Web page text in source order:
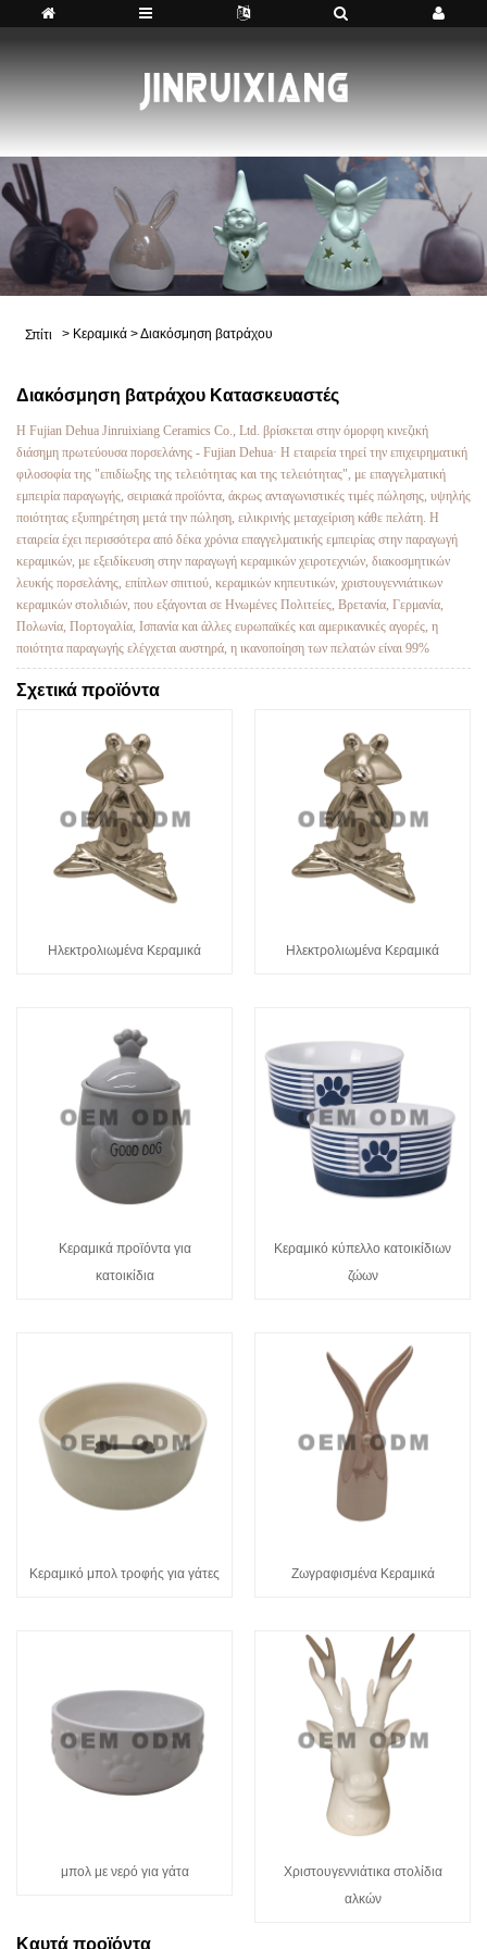
Σπίτι > Κεραμικά >Διακόσμηση βατράχου
Διακόσμηση βατράχου Κατασκευαστές
Η Fujian Dehua Jinruixiang Ceramics Co., Ltd. βρίσκεται στην όμορφη κινεζική
διάσημη πρωτεύουσα πορσελάνης - Fujian Dehua· Η εταιρεία τηρεί την επιχειρηματική
φιλοσοφία της "επιδίωξης της τελειότητας και της τελειότητας", με επαγγελματική
εμπειρία παραγωγής, σειριακά προϊόντα, άκρως ανταγωνιστικές τιμές πώλησης, υψηλής
ποιότητας εξυπηρέτηση μετά την πώληση, ειλικρινής μεταχείριση κάθε πελάτη. Η
εταιρεία έχει περισσότερα από δέκα χρόνια επαγγελματικής εμπειρίας στην παραγωγή
κεραμικών, με εξειδίκευση στην παραγωγή κεραμικών χειροτεχνιών, διακοσμητικών
λευκής πορσελάνης, επίπλων σπιτιού, κεραμικών κηπευτικών, χριστουγεννιάτικων
κεραμικών στολιδιών, που εξάγονται σε Ηνωμένες Πολιτείες, Βρετανία, Γερμανία,
Πολωνία, Πορτογαλία, Ισπανία και άλλες ευρωπαϊκές και αμερικανικές αγορές, η
ποιότητα παραγωγής ελέγχεται αυστηρά, η ικανοποίηση των πελατών είναι 99%
Σχετικά προϊόντα
Ηλεκτρολιωμένα Κεραμικά Ηλεκτρολιωμένα Κεραμικά
Κεραμικά προϊόντα για
κατοικίδια
Κεραμικό κύπελλο κατοικίδιων
ζώων
Κεραμικό μπολ τροφής για γάτες Ζωγραφισμένα Κεραμικά
μπολ με νερό για γάτα
Χριστουγεννιάτικα στολίδια
αλκών
Καυτά προϊόντα